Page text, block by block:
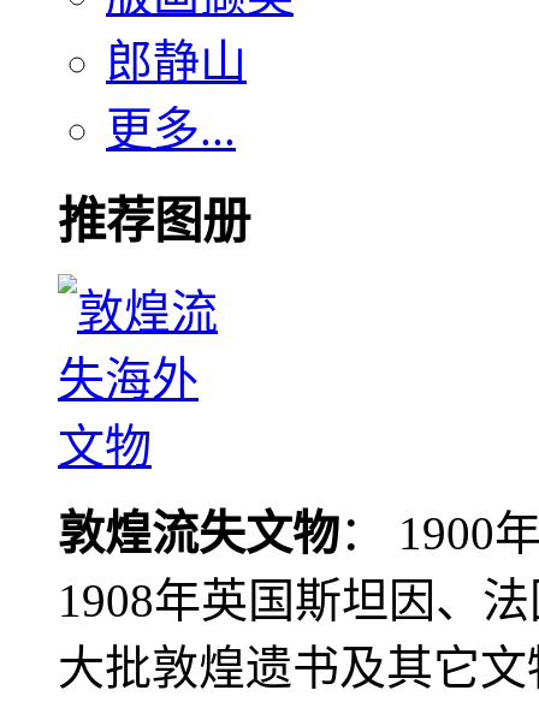
郎静山
更多...
推荐图册
敦煌流失文物： 1900
1908年英国斯坦因、
大批敦煌遗书及其它